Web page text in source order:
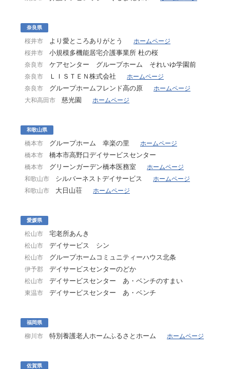
奈良県
桜井市 より愛ところありがとう
ホームページ
桜井市
小規模多機能居宅介護事業所 杜の桜
奈良市 ケアセンター グループホーム それいゆ学園前
奈良市 ＬＩＳＴＥＮ株式会社
ホームページ
奈良市
グループホームフレンド高の原
ホームページ
大和高田市
慈光園 ホームページ
和歌山県
橋本市 グループホーム 幸楽の里
ホームページ
橋本市
橋本市高野口デイサービスセンター
橋本市 グリーンガーデン橋本医務室
ホームページ
和歌山市
シルバーネストデイサービス
ホームページ
和歌山市
大日山荘 ホームページ
愛媛県
松山市 宅老所あんき
松山市 デイサービス シン
松山市 グループホームコミュニティーハウス北条
伊予郡 デイサービスセンターのどか
松山市 デイサービスセンター あ・ベンチのすまい
東温市 デイサービスセンター あ・ベンチ
福岡県
柳川市 特別養護老人ホームふるさとホーム ホームページ
佐賀県